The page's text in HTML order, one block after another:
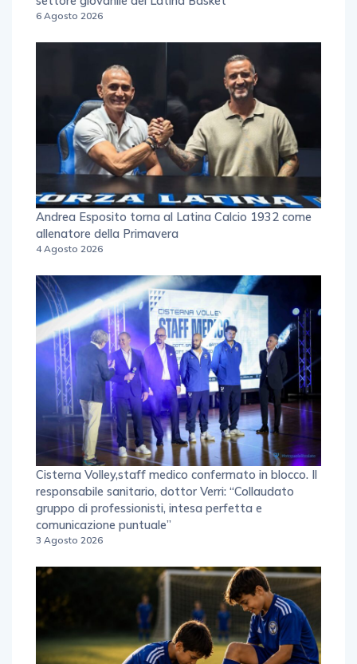
6 Agosto 2026
Andrea Esposito torna al Latina Calcio 1932 come
allenatore della Primavera
4 Agosto 2026
Cisterna Volley,staff medico confermato in blocco. Il
responsabile sanitario, dottor Verri: “Collaudato
gruppo di professionisti, intesa perfetta e
comunicazione puntuale”
3 Agosto 2026